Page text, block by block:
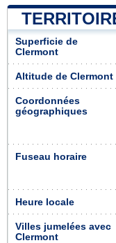
Superficie de
Clermont
Altitude de Clermont
Coordonnées
géographiques
Fuseau horaire
Heure locale
Villes jumelées avec
Clermont